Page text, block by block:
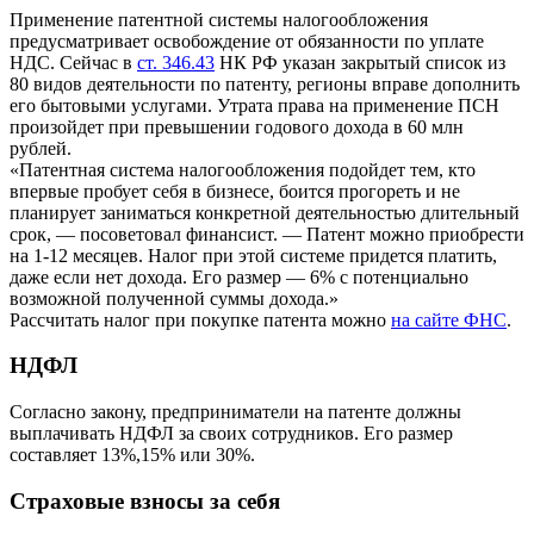
Применение патентной системы налогообложения
предусматривает освобождение от обязанности по уплате
НДС. Сейчас в ст. 346.43 НК РФ указан закрытый список из
80 видов деятельности по патенту, регионы вправе дополнить
его бытовыми услугами. Утрата права на применение ПСН
произойдет при превышении годового дохода в 60 млн
рублей.
«Патентная система налогообложения подойдет тем, кто
впервые пробует себя в бизнесе, боится прогореть и не
планирует заниматься конкретной деятельностью длительный
срок, — посоветовал финансист. — Патент можно приобрести
на 1-12 месяцев. Налог при этой системе придется платить,
даже если нет дохода. Его размер — 6% с потенциально
возможной полученной суммы дохода.»
Рассчитать налог при покупке патента можно на сайте ФНС.
НДФЛ
Согласно закону, предприниматели на патенте должны
выплачивать НДФЛ за своих сотрудников. Его размер
составляет 13%,15% или 30%.
Страховые взносы за себя